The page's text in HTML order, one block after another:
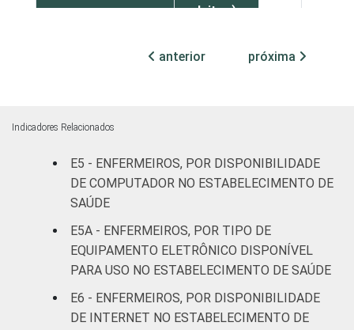
leitos)
anos
79 5
anos
anos ou
mais
81 3
anterior próxima
Indicadores Relacionados
E5 - ENFERMEIROS, POR DISPONIBILIDADE
DE COMPUTADOR NO ESTABELECIMENTO DE
SAÚDE
E5A - ENFERMEIROS, POR TIPO DE
EQUIPAMENTO ELETRÔNICO DISPONÍVEL
PARA USO NO ESTABELECIMENTO DE SAÚDE
E6 - ENFERMEIROS, POR DISPONIBILIDADE
DE INTERNET NO ESTABELECIMENTO DE